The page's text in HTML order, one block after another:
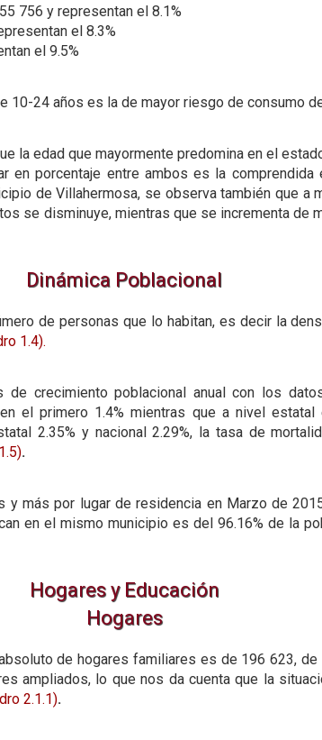
756 y representan el 8.1%
el 8.3%
el 9.5%
10-24 años es la de mayor riesgo de consumo
la edad que mayormente predomina en el
en porcentaje entre ambos es la
de Villahermosa, se observa también que a
se disminuye, mientras que se incrementa de
Dinámica Poblacional
de personas que lo habitan, es decir la
1.4).
crecimiento poblacional anual con los
el primero 1.4% mientras que a nivel
2.35% y nacional 2.29%, la tasa de
.
y más por lugar de residencia en Marzo de
en el mismo municipio es del 96.16% de la
Hogares y Educación
Hogares
de hogares familiares es de 196 623,
ampliados, lo que nos da cuenta que la
2.1.1).